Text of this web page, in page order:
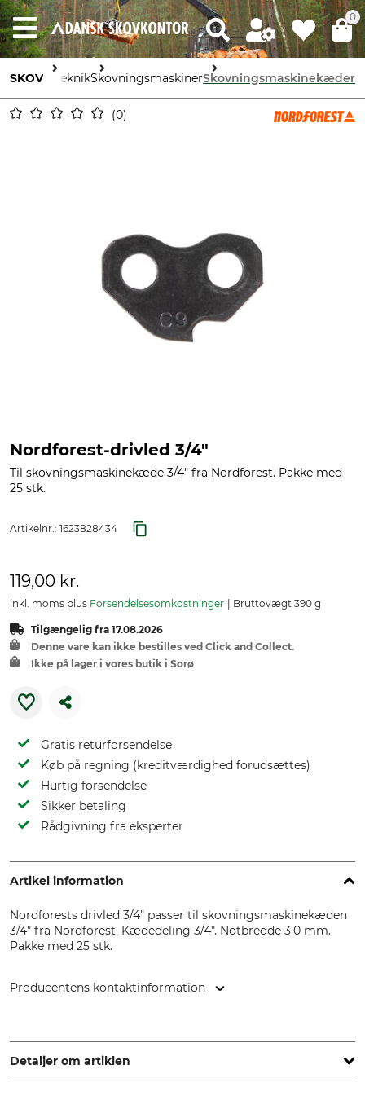
0
SKOVSkovteknikSkovningsmaskinerSkovningsmaskinekæder
0
Nordforest-drivled 3/4"
Til skovningsmaskinekæde 3/4" fra Nordforest. Pakke med
25 stk.
Artikelnr.: 1623828434
119,00 kr.
inkl. moms plus Forsendelsesomkostninger Bruttovægt 390 g
Tilgængelig fra 17.08.2026
Denne vare kan ikke bestilles ved Click and Collect.
Ikke på lager i vores butik i Sorø
Gratis returforsendelse
Køb på regning (kreditværdighed forudsættes)
Hurtig forsendelse
Sikker betaling
Rådgivning fra eksperter
Artikel information
Nordforests drivled 3/4" passer til skovningsmaskinekæden
3/4" fra Nordforest. Kædedeling 3/4". Notbredde 3,0 mm.
Pakke med 25 stk.
Producentens kontaktinformation
www.grube.de
Detaljer om artiklen